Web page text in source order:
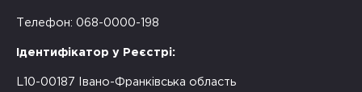
Телефон: 068-0000-198
Ідентифікатор у Реєстрі:
L10-00187 Івано-Франківська область